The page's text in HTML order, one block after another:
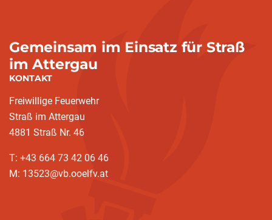
Gemeinsam im Einsatz für Straß
im Attergau
KONTAKT
Freiwillige Feuerwehr
Straß im Attergau
4881 Straß Nr. 46
T: +43 664 73 42 06 46
M: 13523@vb.ooelfv.at